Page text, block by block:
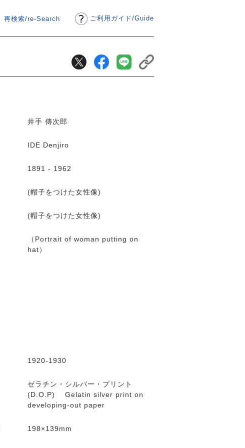
ご利用ガイド/Guide
再検索/re-Search
井手 傳次郎
IDE Denjiro
1891 - 1962
(帽子をつけた女性像)
(帽子をつけた女性像)
（Portrait of woman putting on
hat）
1920-1930
ゼラチン・シルバー・プリント
(D.O.P) Gelatin silver print on
developing-out paper
198×139mm